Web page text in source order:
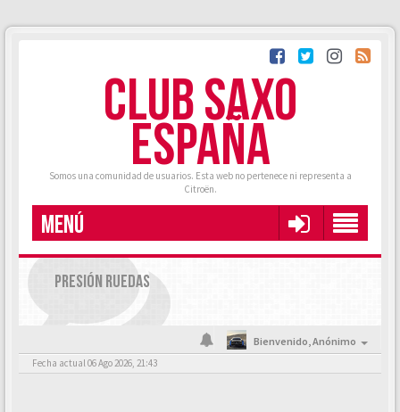
CLUB SAXO
ESPAÑA
Somos una comunidad de usuarios. Esta web no pertenece ni representa a
Citroën.
MENÚ
PRESIÓN RUEDAS
Bienvenido,Anónimo
Fecha actual 06 Ago 2026, 21:43